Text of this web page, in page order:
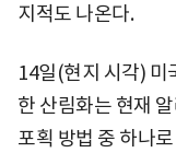
지적도 나온다.
14일(현지 시각) 미
한 산림화는 현재
포획 방법 중 하나